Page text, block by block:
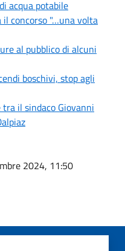
acqua potabile
concorso "…una volta
al pubblico di alcuni
boschivi, stop agli
il sindaco Giovanni
2024, 11:50